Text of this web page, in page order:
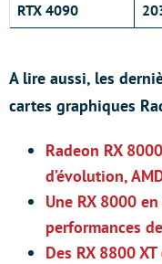
RTX 4090
A lire aussi, les
cartes graphiques
Radeon RX
d’évolution,
Une RX 8000
performances
Des RX 8800